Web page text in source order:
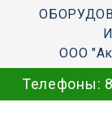
ООО
Телефоны: